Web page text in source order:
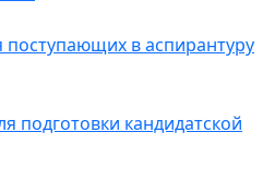
в аспирантуру
подготовки кандидатской